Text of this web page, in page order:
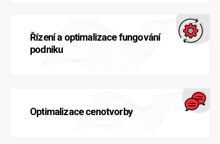
Řízení a optimalizace fungování
podniku
Optimalizace cenotvorby